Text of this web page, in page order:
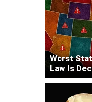
Worst
Law Is